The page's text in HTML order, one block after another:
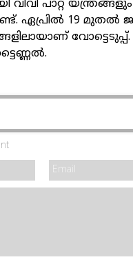
പാറ്റ് യന്ത്രങ്ങളും
ഏപ്രില്‍ 19